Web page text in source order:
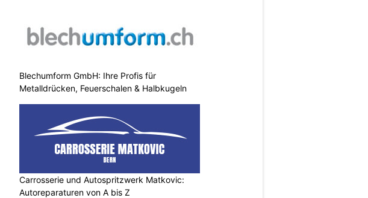
Blechumform GmbH: Ihre Profis für
Metalldrücken, Feuerschalen & Halbkugeln
Carrosserie und Autospritzwerk Matkovic:
Autoreparaturen von A bis Z